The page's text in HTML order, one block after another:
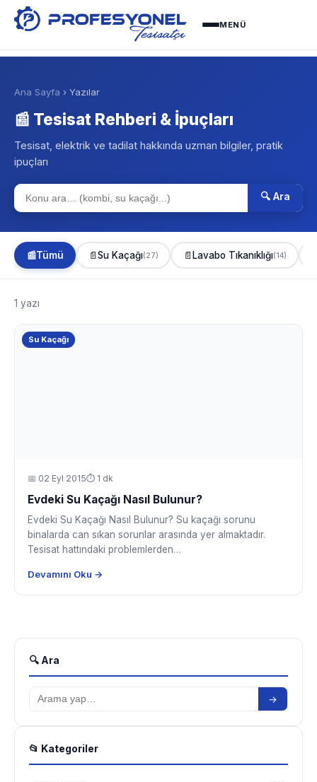
MENÜ
Ana Sayfa › Yazılar
📰 Tesisat Rehberi & İpuçları
Tesisat, elektrik ve tadilat hakkında uzman bilgiler, pratik
ipuçları
🔍 Ara
📰Tümü 📄Su Kaçağı(27) 📄Lavabo Tıkanıklığı(14)
1 yazı
Su Kaçağı
📅 02 Eyl 2015⏱ 1 dk
Evdeki Su Kaçağı Nasıl Bulunur?
Evdeki Su Kaçağı Nasıl Bulunur? Su kaçağı sorunu
binalarda can sıkan sorunlar arasında yer almaktadır.
Tesisat hattındaki problemlerden…
Devamını Oku →
🔍 Ara
→
📂 Kategoriler